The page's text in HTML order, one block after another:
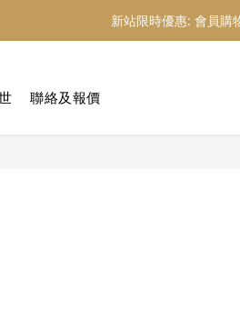
新站限時優惠: 會員購
新站限時優惠: 會員購
聯絡及報價